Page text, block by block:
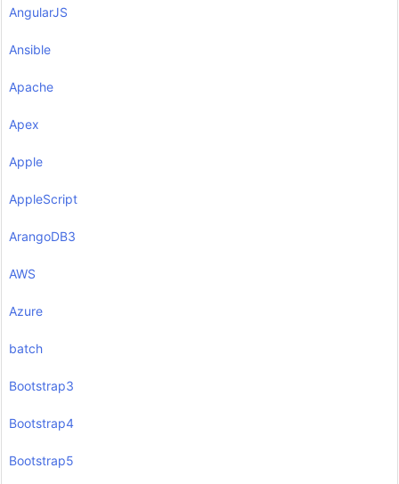
AngularJS
Ansible
Apache
Apex
Apple
AppleScript
ArangoDB3
AWS
Azure
batch
Bootstrap3
Bootstrap4
Bootstrap5